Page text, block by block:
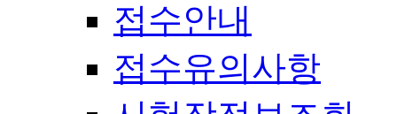
접수안내
접수유의사항